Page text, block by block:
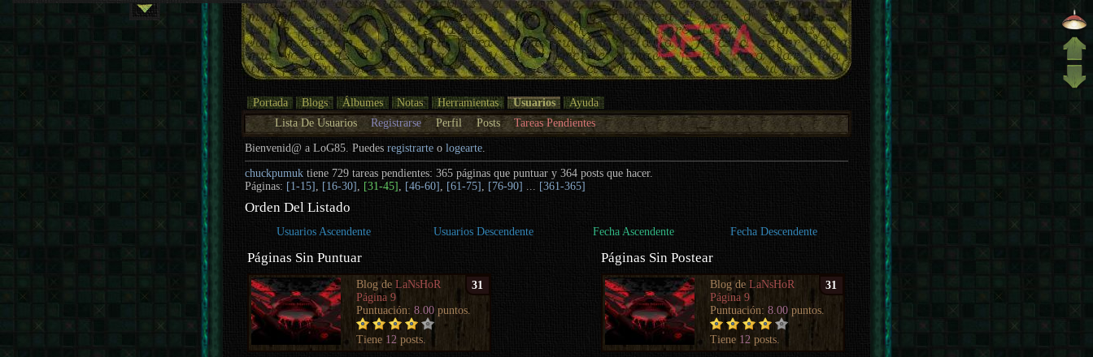
Portada Blogs Álbumes Notas Herramientas Usuarios
Ayuda
Lista De Usuarios
Registrarse Perfil Posts Tareas Pendientes
Bienvenid@ a LoG85. Puedesregistrarte ologearte.
chuckpumuk tiene 729 tareas pendientes: 365 páginas que puntuar y 364 posts que hacer.
Páginas: [1-15] [16-30] [31-45] [46-60] [61-75] [76-90] [361-365]
Orden Del Listado
Usuarios Ascendente Usuarios Descendente Fecha Ascendente Fecha Descendente
Páginas Sin Puntuar
31
Blog deLaNsHoR
Página 9
Puntuación:8.00 puntos.
Tiene 12 posts.
Páginas Sin Postear
31
Blog deLaNsHoR
Página 9
Puntuación:8.00 puntos.
Tiene 12 posts.